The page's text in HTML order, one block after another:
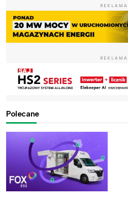
REKLAMA
REKLAMA
Polecane